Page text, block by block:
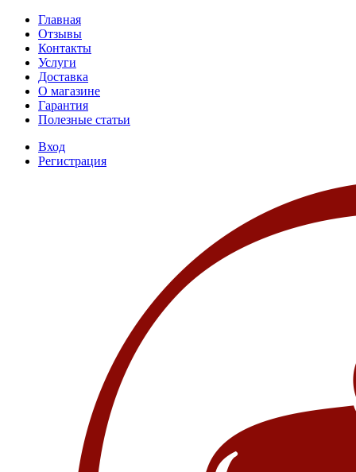
Главная
Отзывы
Контакты
Услуги
Доставка
О магазине
Гарантия
Полезные статьи
Вход
Регистрация